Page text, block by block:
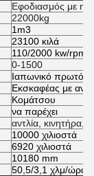
Εφοδιασμός με
22000kg
1m3
23100 κιλά
110/2000 kw/rpm
0-1500
Ιαπωνικό
Εκσκαφέας με
Κομάτσου
να παρέχει
αντλία, κινητήρα,
10000 χιλιοστά
6920 χιλιοστά
10180 mm
50,5/3,1 χλμ/ώρα